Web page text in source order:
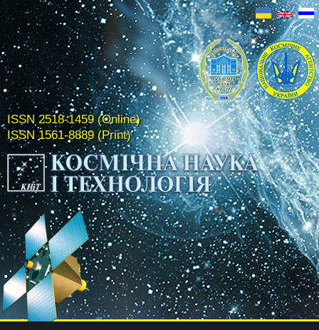
ISSN 2518-1459 (Online)
ISSN 1561-8889 (Print)